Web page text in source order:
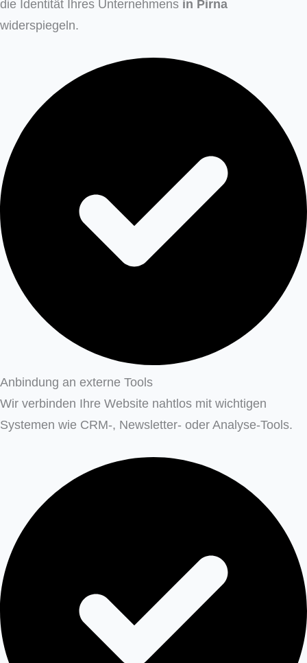
die Identität Ihres Unternehmens in Pirna
widerspiegeln.
Anbindung an externe Tools
Wir verbinden Ihre Website nahtlos mit wichtigen
Systemen wie CRM-, Newsletter- oder Analyse-Tools.